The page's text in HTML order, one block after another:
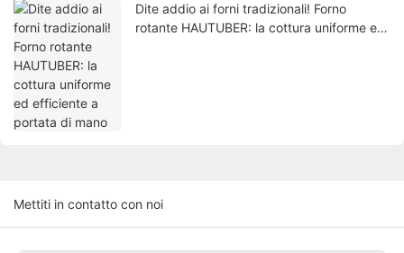
Dite addio ai forni tradizionali! Forno
rotante HAUTUBER: la cottura uniforme ed
Mettiti in contatto con noi